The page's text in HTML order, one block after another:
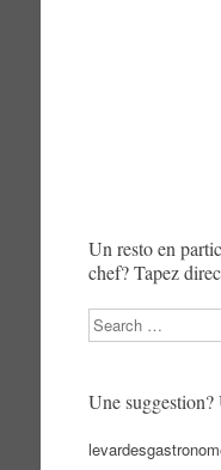
Un resto en
chef? Tapez
Search
Une